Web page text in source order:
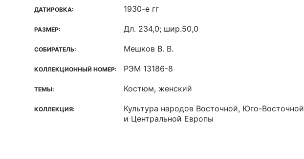
ДАТИРОВКА: 1930-е гг
РАЗМЕР: Дл. 234,0; шир.50,0
СОБИРАТЕЛЬ: Мешков В. В.
КОЛЛЕКЦИОННЫЙ НОМЕР: РЭМ 13186-8
ТЕМЫ: Костюм, женский
КОЛЛЕКЦИЯ:
Культура народов Восточной, Юго-Восточной
и Центральной Европы